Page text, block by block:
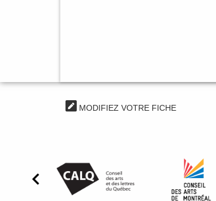
MODIFIEZ VOTRE FICHE